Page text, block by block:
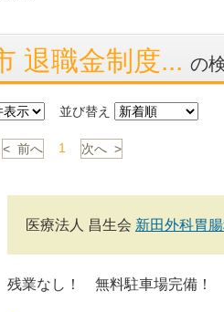
退職金制度... の
並び替え
< 前へ 1 次へ >
医療法人 昌生会 新田外科胃
残業なし！ 無料駐車場完備！